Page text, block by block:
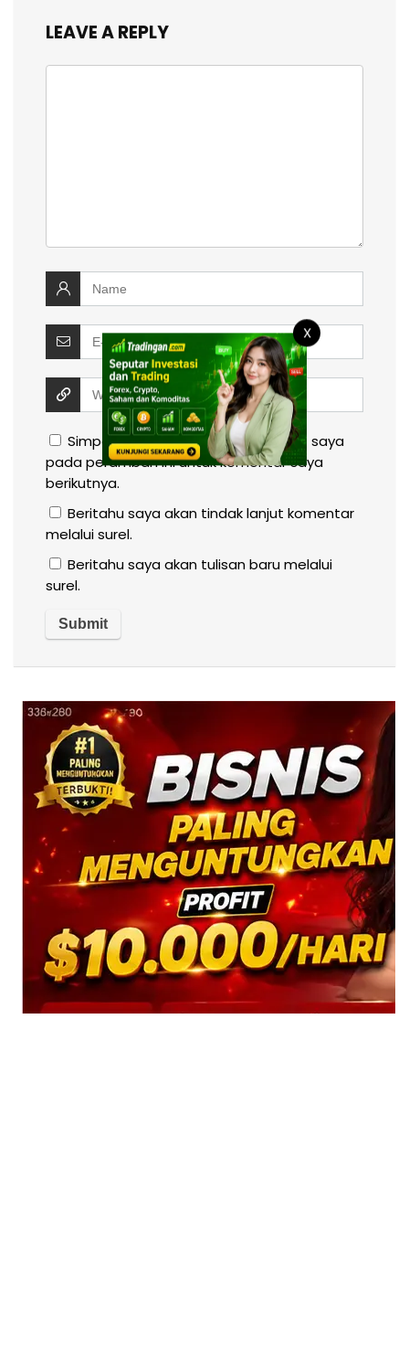
LEAVE A REPLY
Simpan nama, email, dan situs web saya
pada peramban ini untuk komentar saya
berikutnya.
Beritahu saya akan tindak lanjut komentar
melalui surel.
Beritahu saya akan tulisan baru melalui
surel.
X